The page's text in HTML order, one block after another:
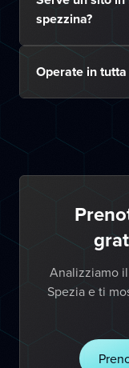
spezzina?
Operate in
Analizziamo
Spezia e ti